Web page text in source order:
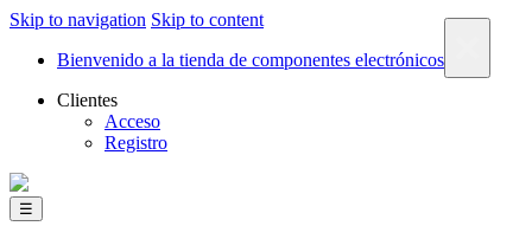
Skip to navigation Skip to content
Bienvenido a la tienda de componentes electrónicos
Clientes
Acceso
Registro
☰